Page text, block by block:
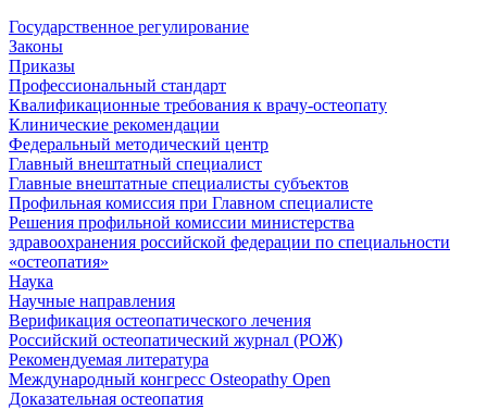
Государственное регулирование
Законы
Приказы
Профессиональный стандарт
Квалификационные требования к врачу-остеопату
Клинические рекомендации
Федеральный методический центр
Главный внештатный специалист
Главные внештатные специалисты субъектов
Профильная комиссия при Главном специалисте
Решения профильной комиссии министерства
здравоохранения российской федерации по специальности
«остеопатия»
Наука
Научные направления
Верификация остеопатического лечения
Российский остеопатический журнал (РОЖ)
Рекомендуемая литература
Международный конгресс Osteopathy Open
Доказательная остеопатия